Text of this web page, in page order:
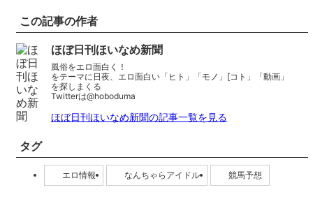
この記事の作者
ほぼ日刊ほいなめ新聞
風俗をエロ面白く！
をテーマに日夜、エロ面白い「ヒト」「モノ」[コト」「動画」
を探しまくる
Twitterは@hoboduma
ほぼ日刊ほいなめ新聞の記事一覧を見る
タグ
エロ情報 なんちゃらアイドル 競馬予想